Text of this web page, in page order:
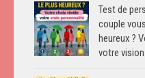
Test de
couple
heureux ?
votre vision